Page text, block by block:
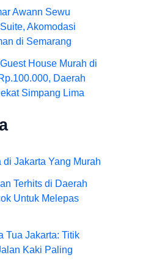
Awann Sewu
Akomodasi
di Semarang
House Murah di
Daerah
Simpang Lima
di Jakarta Yang Murah
Terhits di Daerah
Untuk Melepas
Tua Jakarta: Titik
Kaki Paling